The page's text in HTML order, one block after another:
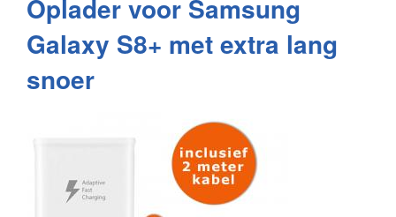
Oplader voor Samsung
Galaxy S8+ met extra lang
snoer